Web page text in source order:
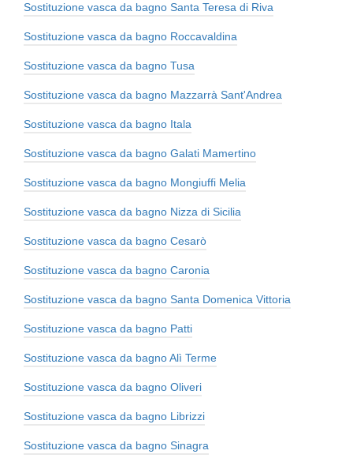
Sostituzione vasca da bagno Santa Teresa di Riva
Sostituzione vasca da bagno Roccavaldina
Sostituzione vasca da bagno Tusa
Sostituzione vasca da bagno Mazzarrà Sant'Andrea
Sostituzione vasca da bagno Itala
Sostituzione vasca da bagno Galati Mamertino
Sostituzione vasca da bagno Mongiuffi Melia
Sostituzione vasca da bagno Nizza di Sicilia
Sostituzione vasca da bagno Cesarò
Sostituzione vasca da bagno Caronia
Sostituzione vasca da bagno Santa Domenica Vittoria
Sostituzione vasca da bagno Patti
Sostituzione vasca da bagno Alì Terme
Sostituzione vasca da bagno Oliveri
Sostituzione vasca da bagno Librizzi
Sostituzione vasca da bagno Sinagra